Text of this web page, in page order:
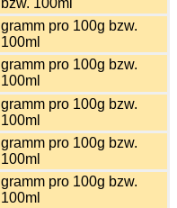
bzw. 100ml
gramm pro 100g bzw.
100ml
gramm pro 100g bzw.
100ml
gramm pro 100g bzw.
100ml
gramm pro 100g bzw.
100ml
gramm pro 100g bzw.
100ml